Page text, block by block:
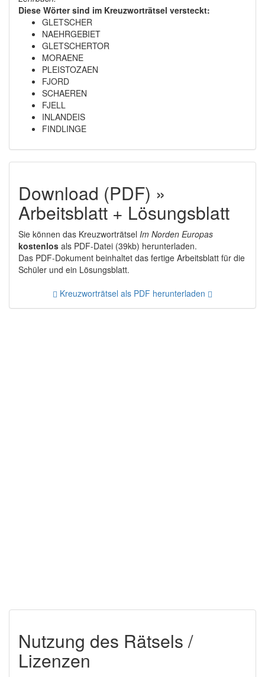
Diese Wörter sind im Kreuzworträtsel versteckt:
GLETSCHER
NAEHRGEBIET
GLETSCHERTOR
MORAENE
PLEISTOZAEN
FJORD
SCHAEREN
FJELL
INLANDEIS
FINDLINGE
Download (PDF) »
Arbeitsblatt + Lösungsblatt
Sie können das Kreuzworträtsel Im Norden Europas
kostenlos als PDF-Datei (39kb) herunterladen.
Das PDF-Dokument beinhaltet das fertige Arbeitsblatt für die
Schüler und ein Lösungsblatt.
Kreuzworträtsel als PDF herunterladen
Nutzung des Rätsels /
Lizenzen